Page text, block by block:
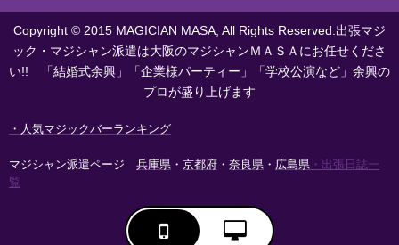
Copyright © 2015 MAGICIAN MASA, All Rights Reserved.出張マジ
ック・マジシャン派遣は大阪のマジシャンＭＡＳＡにお任せくださ
い!! 「結婚式余興」「企業様パーティー」「学校公演など」余興の
プロが盛り上げます
・人気マジックバーランキング
マジシャン派遣ページ 兵庫県 ・ 京都府 ・ 奈良県 ・ 広島県 ・出張日誌一
覧